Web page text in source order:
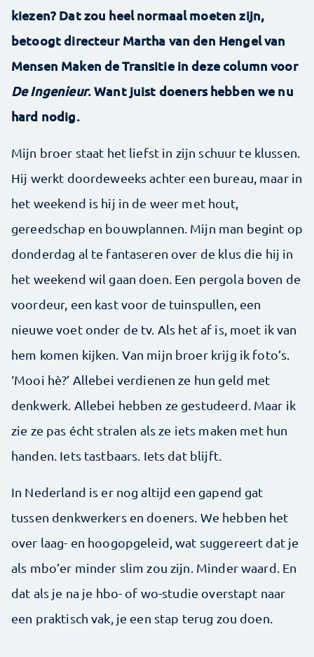
kiezen? Dat zou heel normaal moeten zijn,
betoogt directeur Martha van den Hengel van
Mensen Maken de Transitie in deze column voor
De Ingenieur. Want juist doeners hebben we nu
hard nodig.
Mijn broer staat het liefst in zijn schuur te klussen.
Hij werkt doordeweeks achter een bureau, maar in
het weekend is hij in de weer met hout,
gereedschap en bouwplannen. Mijn man begint op
donderdag al te fantaseren over de klus die hij in
het weekend wil gaan doen. Een pergola boven de
voordeur, een kast voor de tuinspullen, een
nieuwe voet onder de tv. Als het af is, moet ik van
hem komen kijken. Van mijn broer krijg ik foto’s.
‘Mooi hè?’ Allebei verdienen ze hun geld met
denkwerk. Allebei hebben ze gestudeerd. Maar ik
zie ze pas écht stralen als ze iets maken met hun
handen. Iets tastbaars. Iets dat blijft.
In Nederland is er nog altijd een gapend gat
tussen denkwerkers en doeners. We hebben het
over laag- en hoogopgeleid, wat suggereert dat je
als mbo’er minder slim zou zijn. Minder waard. En
dat als je na je hbo- of wo-studie overstapt naar
een praktisch vak, je een stap terug zou doen.